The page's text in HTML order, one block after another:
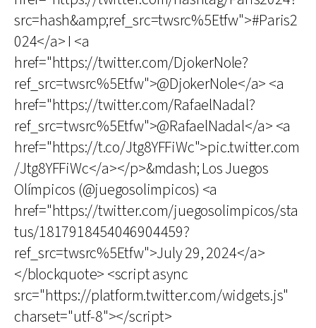
src=hash&amp;ref_src=twsrc%5Etfw">#Paris2
024</a> I <a
href="https://twitter.com/DjokerNole?
ref_src=twsrc%5Etfw">@DjokerNole</a> <a
href="https://twitter.com/RafaelNadal?
ref_src=twsrc%5Etfw">@RafaelNadal</a> <a
href="https://t.co/Jtg8YFFiWc">pic.twitter.com
/Jtg8YFFiWc</a></p>&mdash; Los Juegos
Olímpicos (@juegosolimpicos) <a
href="https://twitter.com/juegosolimpicos/sta
tus/1817918454046904459?
ref_src=twsrc%5Etfw">July 29, 2024</a>
</blockquote> <script async
src="https://platform.twitter.com/widgets.js"
charset="utf-8"></script>